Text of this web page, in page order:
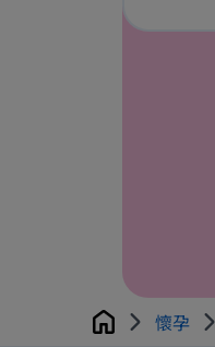
Home 懷孕